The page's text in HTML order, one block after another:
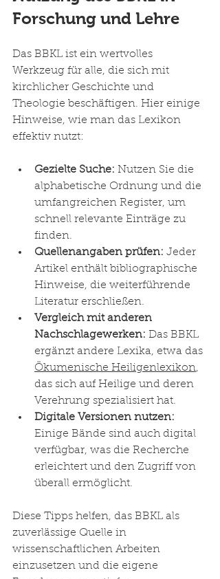
Forschung und Lehre
Das BBKL ist ein wertvolles
Werkzeug für alle, die sich mit
kirchlicher Geschichte und
Theologie beschäftigen. Hier einige
Hinweise, wie man das Lexikon
effektiv nutzt:
Gezielte Suche: Nutzen Sie die
alphabetische Ordnung und die
umfangreichen Register, um
schnell relevante Einträge zu
finden.
Quellenangaben prüfen: Jeder
Artikel enthält bibliographische
Hinweise, die weiterführende
Literatur erschließen.
Vergleich mit anderen
Nachschlagewerken: Das BBKL
ergänzt andere Lexika, etwa das
Ökumenische Heiligenlexikon,
das sich auf Heilige und deren
Verehrung spezialisiert hat.
Digitale Versionen nutzen:
Einige Bände sind auch digital
verfügbar, was die Recherche
erleichtert und den Zugriff von
überall ermöglicht.
Diese Tipps helfen, das BBKL als
zuverlässige Quelle in
wissenschaftlichen Arbeiten
einzusetzen und die eigene